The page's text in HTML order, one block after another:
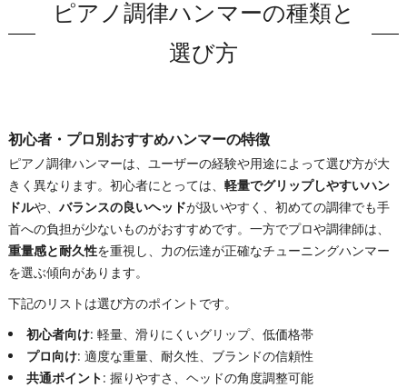
ピアノ調律ハンマーの種類と
選び方
初心者・プロ別おすすめハンマーの特徴
ピアノ調律ハンマーは、ユーザーの経験や用途によって選び方が大
きく異なります。初心者にとっては、 軽量でグリップしやすいハン
ドルや、 バランスの良いヘッドが扱いやすく、初めての調律でも手
首への負担が少ないものがおすすめです。一方でプロや調律師は、
重量感と耐久性を重視し、力の伝達が正確なチューニングハンマー
を選ぶ傾向があります。
下記のリストは選び方のポイントです。
初心者向け: 軽量、滑りにくいグリップ、低価格帯
プロ向け: 適度な重量、耐久性、ブランドの信頼性
共通ポイント: 握りやすさ、ヘッドの角度調整可能